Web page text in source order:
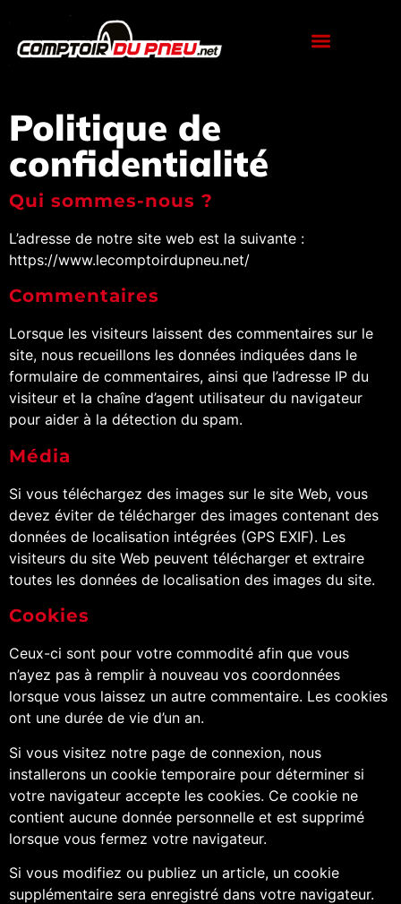
Politique de
confidentialité
Qui sommes-nous ?
L’adresse de notre site web est la suivante :
https://www.lecomptoirdupneu.net/
Commentaires
Lorsque les visiteurs laissent des commentaires sur le
site, nous recueillons les données indiquées dans le
formulaire de commentaires, ainsi que l’adresse IP du
visiteur et la chaîne d’agent utilisateur du navigateur
pour aider à la détection du spam.
Média
Si vous téléchargez des images sur le site Web, vous
devez éviter de télécharger des images contenant des
données de localisation intégrées (GPS EXIF). Les
visiteurs du site Web peuvent télécharger et extraire
toutes les données de localisation des images du site.
Cookies
Ceux-ci sont pour votre commodité afin que vous
n’ayez pas à remplir à nouveau vos coordonnées
lorsque vous laissez un autre commentaire. Les cookies
ont une durée de vie d’un an.
Si vous visitez notre page de connexion, nous
installerons un cookie temporaire pour déterminer si
votre navigateur accepte les cookies. Ce cookie ne
contient aucune donnée personnelle et est supprimé
lorsque vous fermez votre navigateur.
Si vous modifiez ou publiez un article, un cookie
supplémentaire sera enregistré dans votre navigateur.